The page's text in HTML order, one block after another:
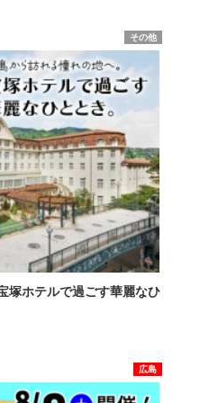
その他
塚ホテルで過ごす華麗なひ
広島